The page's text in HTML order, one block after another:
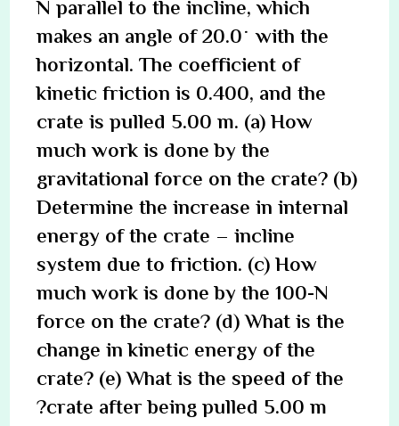
N parallel to the incline, which
makes an angle of 20.0° with the
horizontal. The coefficient of
kinetic friction is 0.400, and the
crate is pulled 5.00 m. (a) How
much work is done by the
gravitational force on the crate? (b)
Determine the increase in internal
energy of the crate – incline
system due to friction. (c) How
much work is done by the 100-N
force on the crate? (d) What is the
change in kinetic energy of the
crate? (e) What is the speed of the
crate after being pulled 5.00 m?